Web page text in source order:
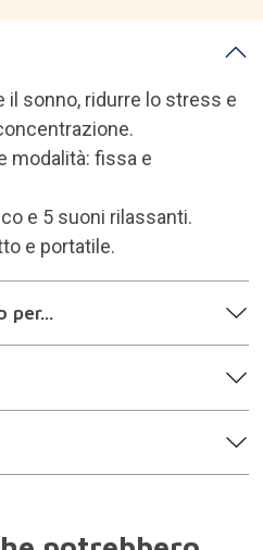
potrebbero
sana
cura di sé
Regali gli uomini